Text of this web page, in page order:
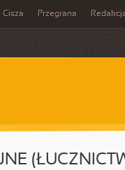
Cisza Przegrana